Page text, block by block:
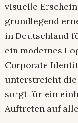
visuelle
grundlegend
in Deutschland
ein modernes
Corporate
unterstreicht die
sorgt für ein
Auftreten auf